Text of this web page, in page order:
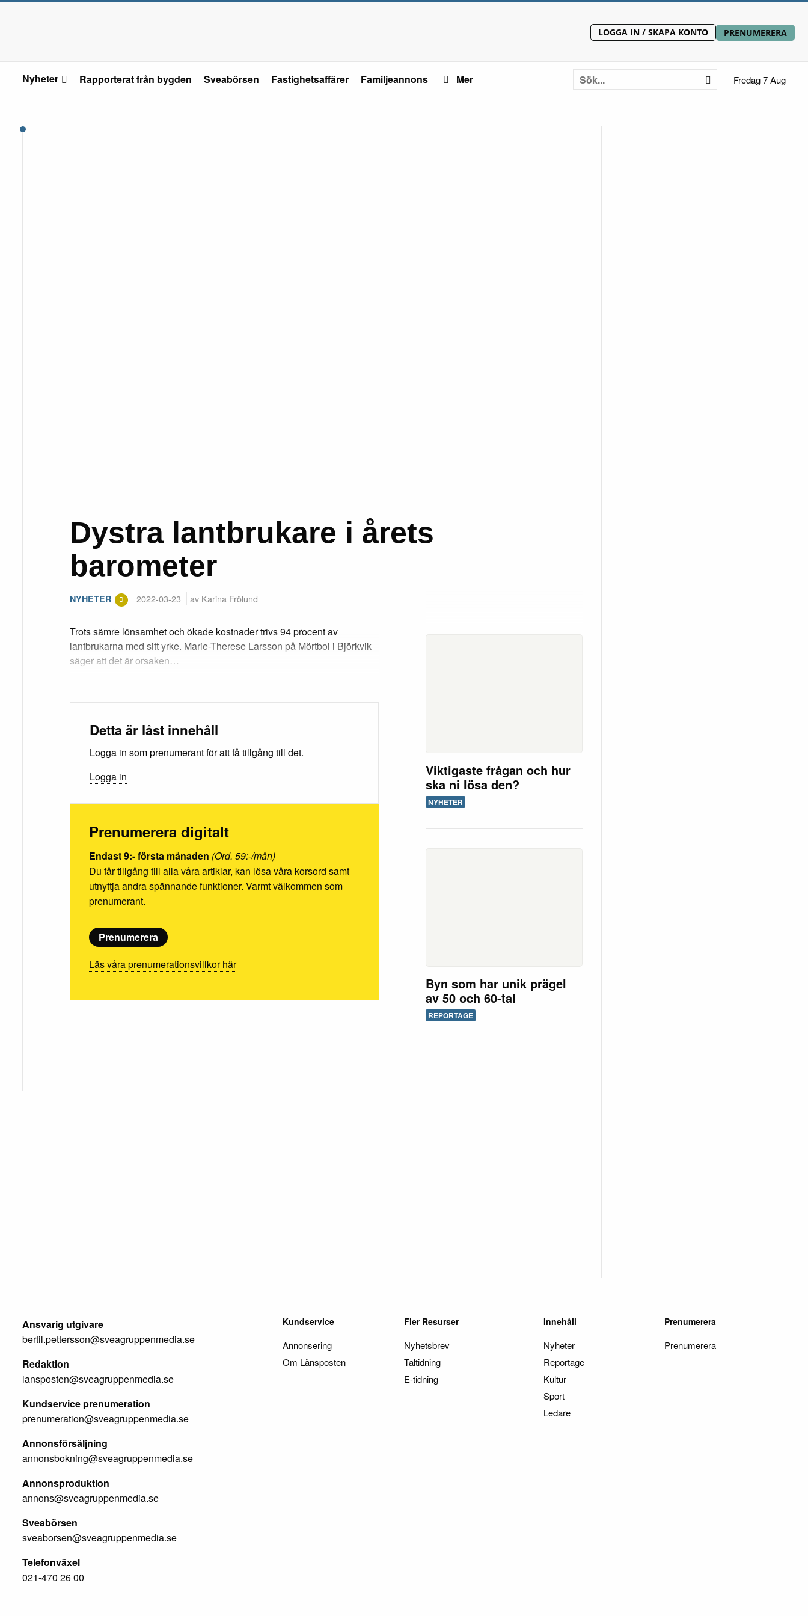
LOGGA IN / SKAPA KONTO PRENUMERERA
Nyheter Rapporterat från bygden Sveabörsen Fastighetsaffärer Familjeannons Mer Fredag 7 Aug
Dystra lantbrukare i årets
barometer
NYHETER 2022-03-23 av Karina Frölund
Trots sämre lönsamhet och ökade kostnader trivs 94 procent av
lantbrukarna med sitt yrke. Marie-Therese Larsson på Mörtbol i Björkvik
säger att det är orsaken…
Detta är låst innehåll
Logga in som prenumerant för att få tillgång till det.
Logga in
Prenumerera digitalt
Endast 9:- första månaden (Ord. 59:-/mån)
Du får tillgång till alla våra artiklar, kan lösa våra korsord samt
utnyttja andra spännande funktioner. Varmt välkommen som
prenumerant.
Prenumerera
Läs våra prenumerationsvillkor här
Viktigaste frågan och hur
ska ni lösa den?
NYHETER
Byn som har unik prägel
av 50 och 60-tal
REPORTAGE
Ansvarig utgivare
bertil.pettersson@sveagruppenmedia.se
Redaktion
lansposten@sveagruppenmedia.se
Kundservice prenumeration
prenumeration@sveagruppenmedia.se
Annonsförsäljning
annonsbokning@sveagruppenmedia.se
Annonsproduktion
annons@sveagruppenmedia.se
Sveabörsen
sveaborsen@sveagruppenmedia.se
Telefonväxel
021-470 26 00
Kundservice
Annonsering
Om Länsposten
Fler Resurser
Nyhetsbrev
Taltidning
E-tidning
Innehåll
Nyheter
Reportage
Kultur
Sport
Ledare
Prenumerera
Prenumerera